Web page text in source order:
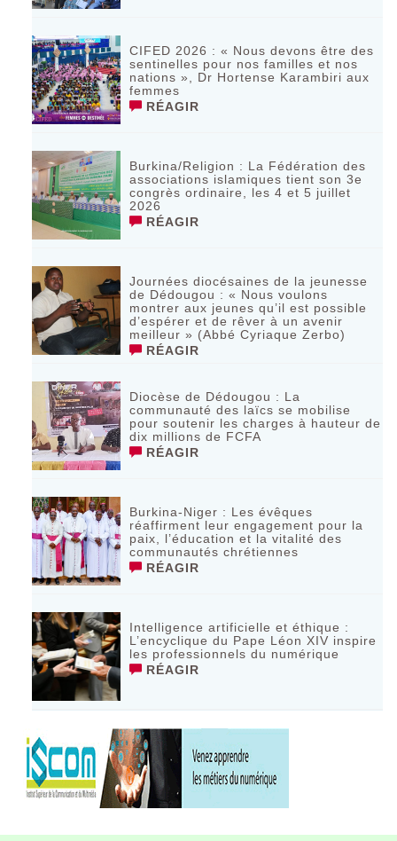
CIFED 2026 : « Nous devons être des
sentinelles pour nos familles et nos
nations », Dr Hortense Karambiri aux
femmes
RÉAGIR
Burkina/Religion : La Fédération des
associations islamiques tient son 3e
congrès ordinaire, les 4 et 5 juillet
2026
RÉAGIR
Journées diocésaines de la jeunesse
de Dédougou : « Nous voulons
montrer aux jeunes qu’il est possible
d’espérer et de rêver à un avenir
meilleur » (Abbé Cyriaque Zerbo)
RÉAGIR
Diocèse de Dédougou : La
communauté des laïcs se mobilise
pour soutenir les charges à hauteur de
dix millions de FCFA
RÉAGIR
Burkina-Niger : Les évêques
réaffirment leur engagement pour la
paix, l’éducation et la vitalité des
communautés chrétiennes
RÉAGIR
Intelligence artificielle et éthique :
L’encyclique du Pape Léon XIV inspire
les professionnels du numérique
RÉAGIR